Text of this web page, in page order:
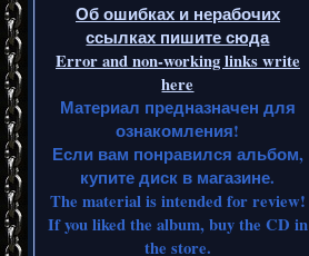
Об ошибках и нерабочих
ссылках пишите сюда
Error and non-working links write
here
Материал предназначен для
ознакомления!
Если вам понравился альбом,
купите диск в магазине.
The material is intended for review!
If you liked the album, buy the CD in
the store.